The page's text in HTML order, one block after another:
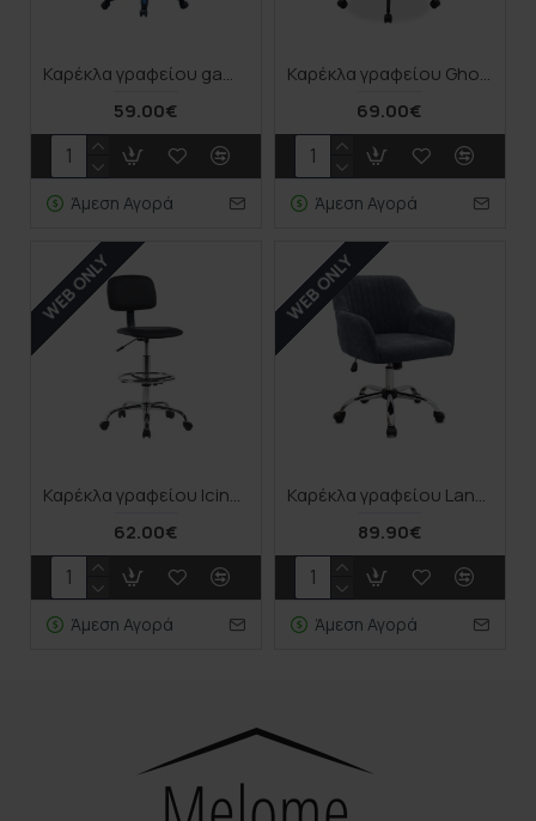
Καρέκλα γραφείου gaming William pakoworld PU μαύρο-μπλε
59.00€
Άμεση Αγορά
Καρέκλα γραφείου Ghost pakoworld με ύφασμα mesh χρώμα μαύρο - γκρι
69.00€
Άμεση Αγορά
WEB ONLY
Καρέκλα γραφείου Icina pakoworld pu σε μαύρη απόχρωση 58x54x102-123εκ
62.00€
Άμεση Αγορά
WEB ONLY
Καρέκλα γραφείου Lana Megapap υφασμάτινη χρώμα ανθρακί 61x61x80/90εκ.
89.90€
Άμεση Αγορά